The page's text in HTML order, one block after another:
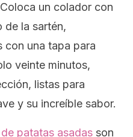
un colador con
de la sartén,
con una tapa para
veinte minutos,
listas para
y su increíble sabor.
patatas asadas son